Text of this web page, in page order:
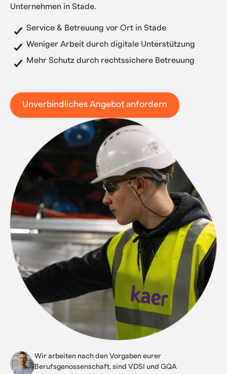
Unternehmen in Stade.
Service & Betreuung vor Ort in Stade
Weniger Arbeit durch digitale Unterstützung
Mehr Schutz durch rechtssichere Betreuung
Unverbindliches Angebot anfordern
Wir arbeiten nach den Vorgaben eurer
Berufsgenossenschaft, sind VDSI und GQA